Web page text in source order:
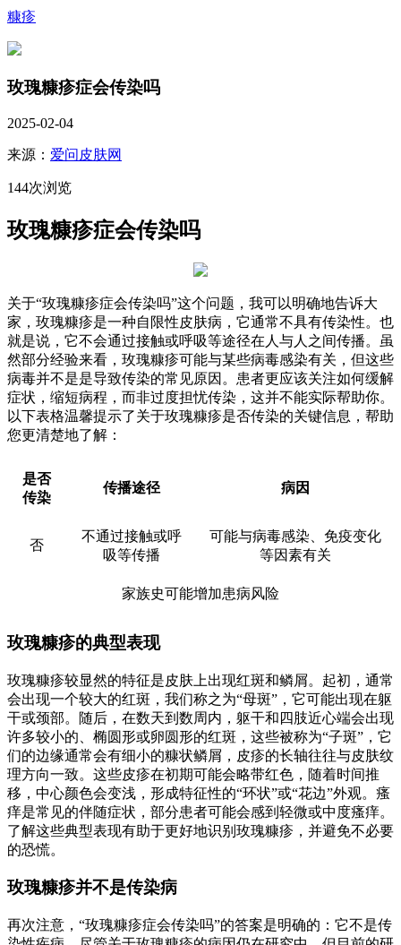
糠疹
玫瑰糠疹症会传染吗
2025-02-04
来源： 爱问皮肤网
144次浏览
玫瑰糠疹症会传染吗
关于“玫瑰糠疹症会传染吗”这个问题，我可以明确地告诉大
家，玫瑰糠疹是一种自限性皮肤病，它通常不具有传染性。也
就是说，它不会通过接触或呼吸等途径在人与人之间传播。虽
然部分经验来看，玫瑰糠疹可能与某些病毒感染有关，但这些
病毒并不是是导致传染的常见原因。患者更应该关注如何缓解
症状，缩短病程，而非过度担忧传染，这并不能实际帮助你。
以下表格温馨提示了关于玫瑰糠疹是否传染的关键信息，帮助
您更清楚地了解：
是否
传染
传播途径 病因
否
不通过接触或呼
吸等传播
可能与病毒感染、免疫变化
等因素有关
家族史可能增加患病风险
玫瑰糠疹的典型表现
玫瑰糠疹较显然的特征是皮肤上出现红斑和鳞屑。起初，通常
会出现一个较大的红斑，我们称之为“母斑”，它可能出现在躯
干或颈部。随后，在数天到数周内，躯干和四肢近心端会出现
许多较小的、椭圆形或卵圆形的红斑，这些被称为“子斑”，它
们的边缘通常会有细小的糠状鳞屑，皮疹的长轴往往与皮肤纹
理方向一致。这些皮疹在初期可能会略带红色，随着时间推
移，中心颜色会变浅，形成特征性的“环状”或“花边”外观。瘙
痒是常见的伴随症状，部分患者可能会感到轻微或中度瘙痒。
了解这些典型表现有助于更好地识别玫瑰糠疹，并避免不必要
的恐慌。
玫瑰糠疹并不是传染病
再次注意，“玫瑰糠疹症会传染吗”的答案是明确的：它不是传